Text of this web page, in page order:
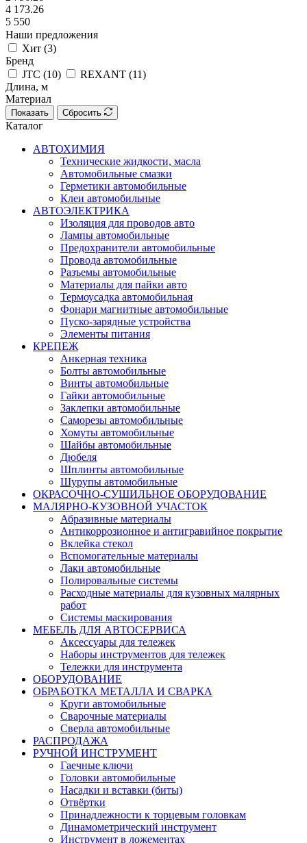
4 173.26
5 550
Наши предложения
Хит (3)
Бренд
JTC (10) REXANT (11)
Длина, м
Материал
Показать Сбросить
Каталог
АВТОХИМИЯ
Технические жидкости, масла
Автомобильные смазки
Герметики автомобильные
Клеи автомобильные
АВТОЭЛЕКТРИКА
Изоляция для проводов авто
Лампы автомобильные
Предохранители автомобильные
Провода автомобильные
Разъемы автомобильные
Материалы для пайки авто
Термоусадка автомобильная
Фонари магнитные автомобильные
Пуско-зарядные устройства
Элементы питания
КРЕПЕЖ
Анкерная техника
Болты автомобильные
Винты автомобильные
Гайки автомобильные
Заклепки автомобильные
Саморезы автомобильные
Хомуты автомобильные
Шайбы автомобильные
Дюбеля
Шплинты автомобильные
Шурупы автомобильные
ОКРАСОЧНО-СУШИЛЬНОЕ ОБОРУДОВАНИЕ
МАЛЯРНО-КУЗОВНОЙ УЧАСТОК
Абразивные материалы
Антикоррозионное и антигравийное покрытие
Вклейка стекол
Вспомогательные материалы
Лаки автомобильные
Полировальные системы
Расходные материалы для кузовных малярных
работ
Системы маскирования
МЕБЕЛЬ ДЛЯ АВТОСЕРВИСА
Аксессуары для тележек
Наборы инструментов для тележек
Тележки для инструмента
ОБОРУДОВАНИЕ
ОБРАБОТКА МЕТАЛЛА И СВАРКА
Круги автомобильные
Сварочные материалы
Сверла автомобильные
РАСПРОДАЖА
РУЧНОЙ ИНСТРУМЕНТ
Гаечные ключи
Головки автомобильные
Насадки и вставки (биты)
Отвёртки
Принадлежности к торцевым головкам
Динамометрический инструмент
Инструмент в ложементах